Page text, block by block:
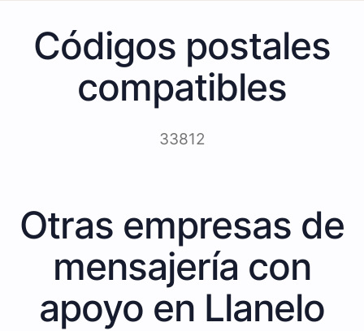
Códigos postales
compatibles
33812
Otras empresas de
mensajería con
apoyo en Llanelo